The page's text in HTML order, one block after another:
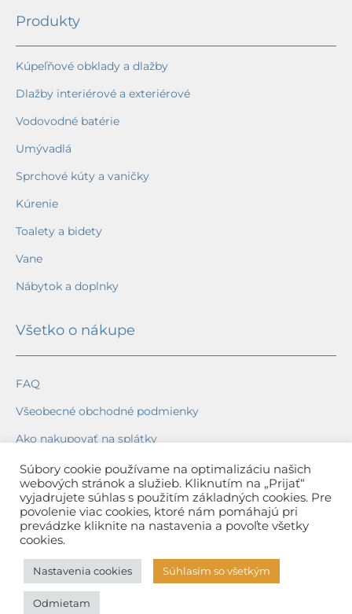
Produkty
Kúpeľňové obklady a dlažby
Dlažby interiérové a exteriérové
Vodovodné batérie
Umývadlá
Sprchové kúty a vaničky
Kúrenie
Toalety a bidety
Vane
Nábytok a doplnky
Všetko o nákupe
FAQ
Všeobecné obchodné podmienky
Ako nakupovať na splátky
Ochrana osobných údajov
Reklamačný poriadok
Spôsob a cena dopravy
Spôsob platby
Záruka na tovar
Súbory cookie používame na optimalizáciu našich
webových stránok a služieb. Kliknutím na „Prijať“
vyjadrujete súhlas s použitím základných cookies. Pre
povolenie viac cookies, ktoré nám pomáhajú pri
prevádzke kliknite na nastavenia a povoľte všetky
cookies.
Nastavenia cookies Súhlasím so všetkým
Odmietam